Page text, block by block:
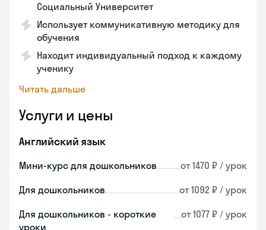
Социальный Университет
Использует коммуникативную методику для
обучения
Находит индивидуальный подход к каждому
ученику
Читать дальше
Услуги и цены
Английский язык
Мини-курс для дошкольников от 1470 ₽ / урок
Для дошкольников от 1092 ₽ / урок
Для дошкольников - короткие
уроки
от 1077 ₽ / урок